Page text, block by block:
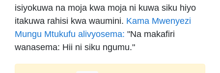
isiyokuwa na moja kwa moja ni kuwa siku hiyo
itakuwa rahisi kwa waumini. Kama Mwenyezi
Mungu Mtukufu alivyosema: "Na makafiri
wanasema: Hii ni siku ngumu."